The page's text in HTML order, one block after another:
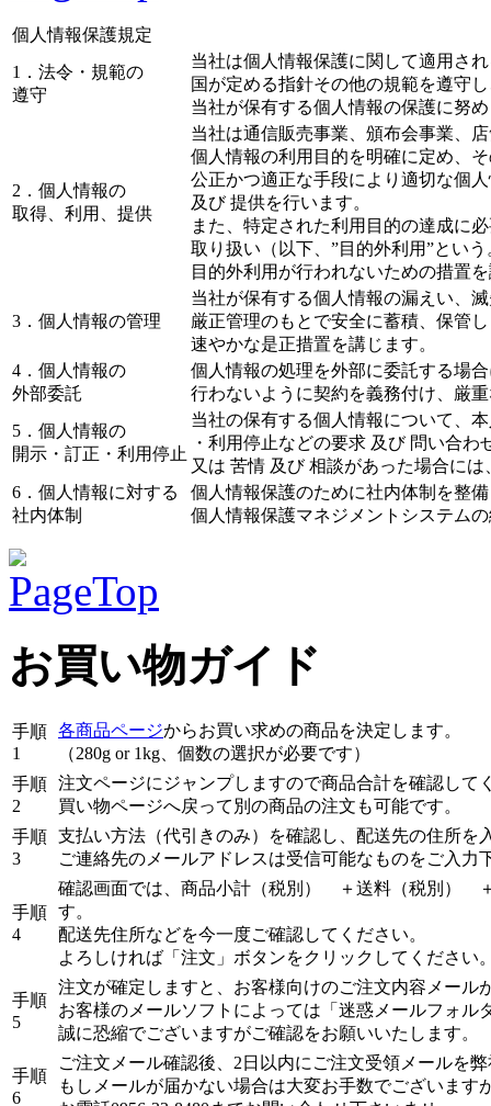
個人情報保護規定
1．法令・規範の
遵守
当社は個人情報保護に関して適用さ
国が定める指針その他の規範を遵守
当社が保有する個人情報の保護に努
2．個人情報の
取得、利用、提供
当社は通信販売事業、頒布会事業、
個人情報の利用目的を明確に定め、
公正かつ適正な手段により適切な個
及び 提供を行います。
また、特定された利用目的の達成に
取り扱い（以下、”目的外利用”とい
目的外利用が行われないための措置
3．個人情報の管理
当社が保有する個人情報の漏えい、
厳正管理のもとで安全に蓄積、保管
速やかな是正措置を講じます。
4．個人情報の
外部委託
個人情報の処理を外部に委託する場
行わないように契約を義務付け、厳
5．個人情報の
開示・訂正・利用停止
当社の保有する個人情報について、
・利用停止などの要求 及び 問い合わ
又は 苦情 及び 相談があった場合に
6．個人情報に対する
社内体制
個人情報保護のために社内体制を整
個人情報保護マネジメントシステム
お買い物ガイド
手順
1
各商品ページからお買い求めの商品を決定します。
（280g or 1kg、個数の選択が必要です）
手順
2
注文ページにジャンプしますので商品合計を確認して
買い物ページへ戻って別の商品の注文も可能です。
手順
3
支払い方法（代引きのみ）を確認し、配送先の住所を
ご連絡先のメールアドレスは受信可能なものをご入力
手順
4
確認画面では、商品小計（税別） ＋送料（税別）
す。
配送先住所などを今一度ご確認してください。
よろしければ「注文」ボタンをクリックしてください
手順
5
注文が確定しますと、お客様向けのご注文内容メール
お客様のメールソフトによっては 「迷惑メールフォル
誠に恐縮でございますがご確認をお願いいたします。
手順
6
ご注文メール確認後、2日以内にご注文受領メールを
もしメールが届かない場合は大変お手数でございます